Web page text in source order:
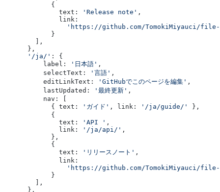
            {
              text:
'Release note' ,
              link:
'https://github.com/TomokiMiyauci/
            }
        ],
      },
      '/ja/'
: {
          label:
'日本語' ,
          selectText:
'言語' ,
          editLinkText:
'GitHubでこのページを編集' ,
          lastUpdated:
'最終更新' ,
          nav: [
            { text:
'ガイド' , link: '/ja/guide/'
},
            {
              text:
'API ' ,
              link:
'/ja/api/' ,
            },
            {
              text:
'リリースノート' ,
              link:
'https://github.com/TomokiMiyauci/
            }
        ],
      },